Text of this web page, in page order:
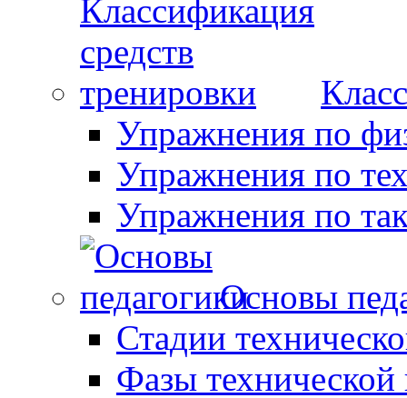
Упражнения по
Упражнения по
Упражнения по
Основы
Стадии
Фазы технической